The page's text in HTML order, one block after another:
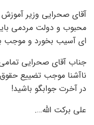
آقای صحرایی وزیر
محبوب‌ و دولت مردمی
ای آسیب بخورد و موجب
جناب آقای صحرایی تمامی
ناآشنا موجب تضییع
در آخرت جوابگو باشید!
علی برکت الله….